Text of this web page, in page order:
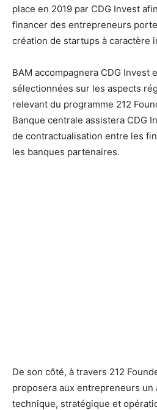
place en 2019 par CDG Invest
financer des entrepreneurs
création de startups à caractère
BAM accompagnera CDG Invest
sélectionnées sur les aspects
relevant du programme 212
Banque centrale assistera CDG
de contractualisation entre les
les banques partenaires.
De son côté, à travers 212
proposera aux entrepreneurs un
technique, stratégique et